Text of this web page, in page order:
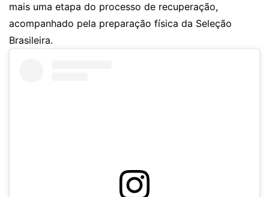
mais uma etapa do processo de recuperação,
acompanhado pela preparação física da Seleção
Brasileira.